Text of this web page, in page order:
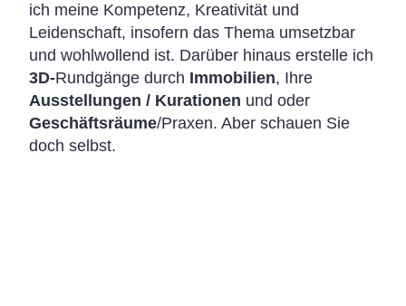
ich meine Kompetenz, Kreativität und
Leidenschaft, insofern das Thema umsetzbar
und wohlwollend ist. Darüber hinaus erstelle ich
3D-Rundgänge durch Immobilien, Ihre
Ausstellungen / Kurationen und oder
Geschäftsräume/Praxen. Aber schauen Sie
doch selbst.